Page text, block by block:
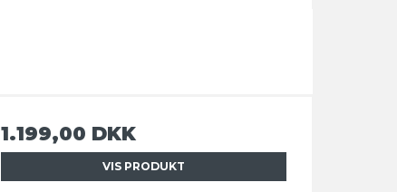
1.199,00 DKK
VIS PRODUKT